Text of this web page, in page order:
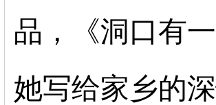
品，《洞口有
她写给家乡的